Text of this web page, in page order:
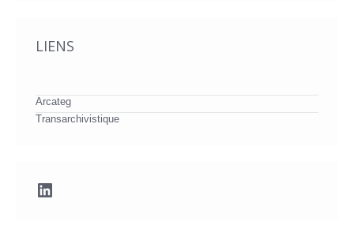
LIENS
Arcateg
Transarchivistique
LinkedIn